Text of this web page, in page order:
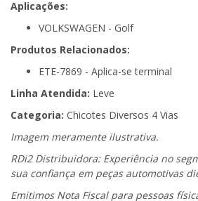
Aplicações:
VOLKSWAGEN - Golf
Produtos Relacionados:
ETE-7869 - Aplica-se terminal
Linha Atendida: Leve
Categoria: Chicotes Diversos 4 Vias
Imagem meramente ilustrativa.
RDi2 Distribuidora: Experiência no
sua confiança em peças automotivas
Emitimos Nota Fiscal para pessoas